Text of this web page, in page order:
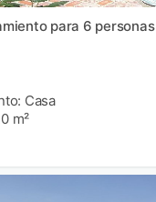
para 6 personas
Casa
m²